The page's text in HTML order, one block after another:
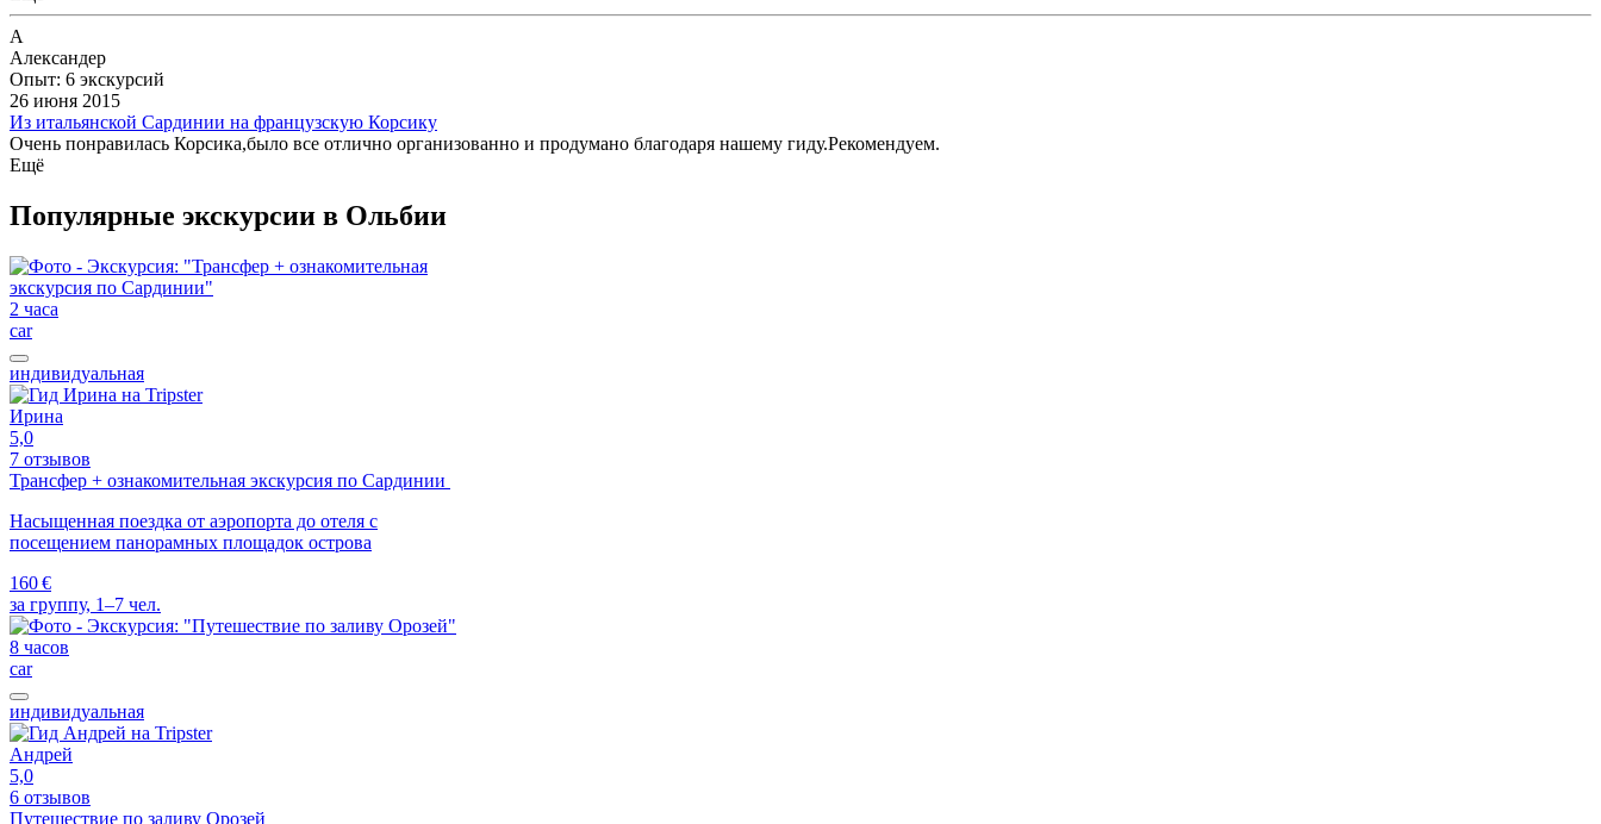
А
Александер
Опыт: 6 экскурсий
26 июня 2015
Из итальянской Сардинии на французскую Корсику
Очень понравилась Корсика,было все отлично организованно и продумано благодаря нашему гиду.Рекомендуем.
Ещё
Популярные экскурсии в Ольбии
2 часа
car
индивидуальная
Ирина
5,0
7 отзывов
Трансфер + ознакомительная экскурсия по Сардинии
Насыщенная поездка от аэропорта до отеля с
посещением панорамных площадок острова
160 €
за группу, 1–7 чел.
8 часов
car
индивидуальная
Андрей
5,0
6 отзывов
Путешествие по заливу Орозей